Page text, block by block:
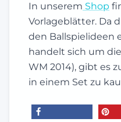
In unserem Shop
Vorlageblätter. Da
den Ballspielideen
handelt sich um
WM 2014), gibt es
in einem Set zu